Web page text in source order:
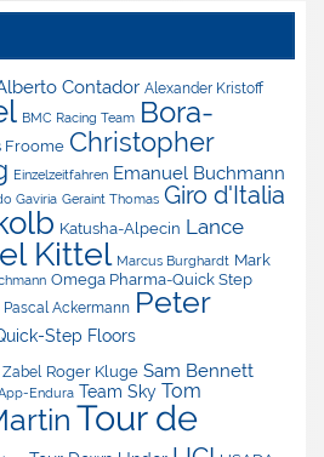
Contador Alexander Kristoff
BMC Racing Team Bora-
Froome Christopher
Einzelzeitfahren Emanuel Buchmann
Gaviria Geraint Thomas Giro d'Italia
Katusha-Alpecin Lance
Kittel Marcus Burghardt Mark
Omega Pharma-Quick Step
Pascal Ackermann Peter
Step Floors
Zabel Roger Kluge Sam Bennett
Endura Team Sky Tom
Tour de